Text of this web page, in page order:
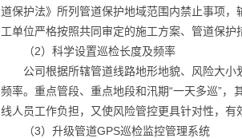
道保护法》所列管道保护地域范围内禁止事项
工单位严格按照共同审定的施工方案、管道保
（2）科学设置巡检长度及频率
公司根据所辖管道线路地形地貌、风险大
频率。重点管段、重点地段和汛期“一天多巡”
线人员工作负担，又使风险管控更具针对性，
（3）升级管道GPS巡检监控管理系统